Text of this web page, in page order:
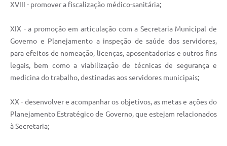
XVIII - promover a fiscalização médico-sanitária;
XIX - a promoção em articulação com a Secretaria Municipal de
Governo e Planejamento a inspeção de saúde dos servidores,
para efeitos de nomeação, licenças, aposentadorias e outros fins
legais, bem como a viabilização de técnicas de segurança e
medicina do trabalho, destinadas aos servidores municipais;
XX - desenvolver e acompanhar os objetivos, as metas e ações do
Planejamento Estratégico de Governo, que estejam relacionados
à Secretaria;